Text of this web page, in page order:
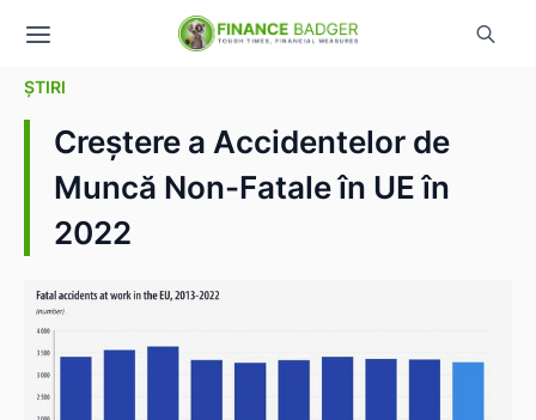
ȘTIRI
Creștere a Accidentelor de
Muncă Non-Fatale în UE în
2022